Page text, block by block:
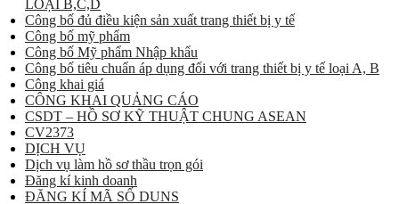
LOẠI B,C,D
Công bố đủ điều kiện sản xuất trang thiết bị y tế
Công bố mỹ phẩm
Công bố Mỹ phẩm Nhập khẩu
Công bố tiêu chuẩn áp dụng đối với trang thiết bị y tế loại A, B
Công khai giá
CÔNG KHAI QUẢNG CÁO
CSDT – HỒ SƠ KỸ THUẬT CHUNG ASEAN
CV2373
DỊCH VỤ
Dịch vụ làm hồ sơ thầu trọn gói
Đăng kí kinh doanh
ĐĂNG KÍ MÃ SỐ DUNS